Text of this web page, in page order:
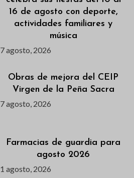
16 de agosto con deporte,
actividades familiares y
música
7 agosto, 2026
Obras de mejora del CEIP
Virgen de la Peña Sacra
7 agosto, 2026
Farmacias de guardia para
agosto 2026
1 agosto, 2026